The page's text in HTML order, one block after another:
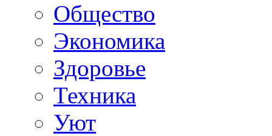
Общество
Экономика
Здоровье
Техника
Уют